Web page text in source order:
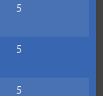
5
5
5